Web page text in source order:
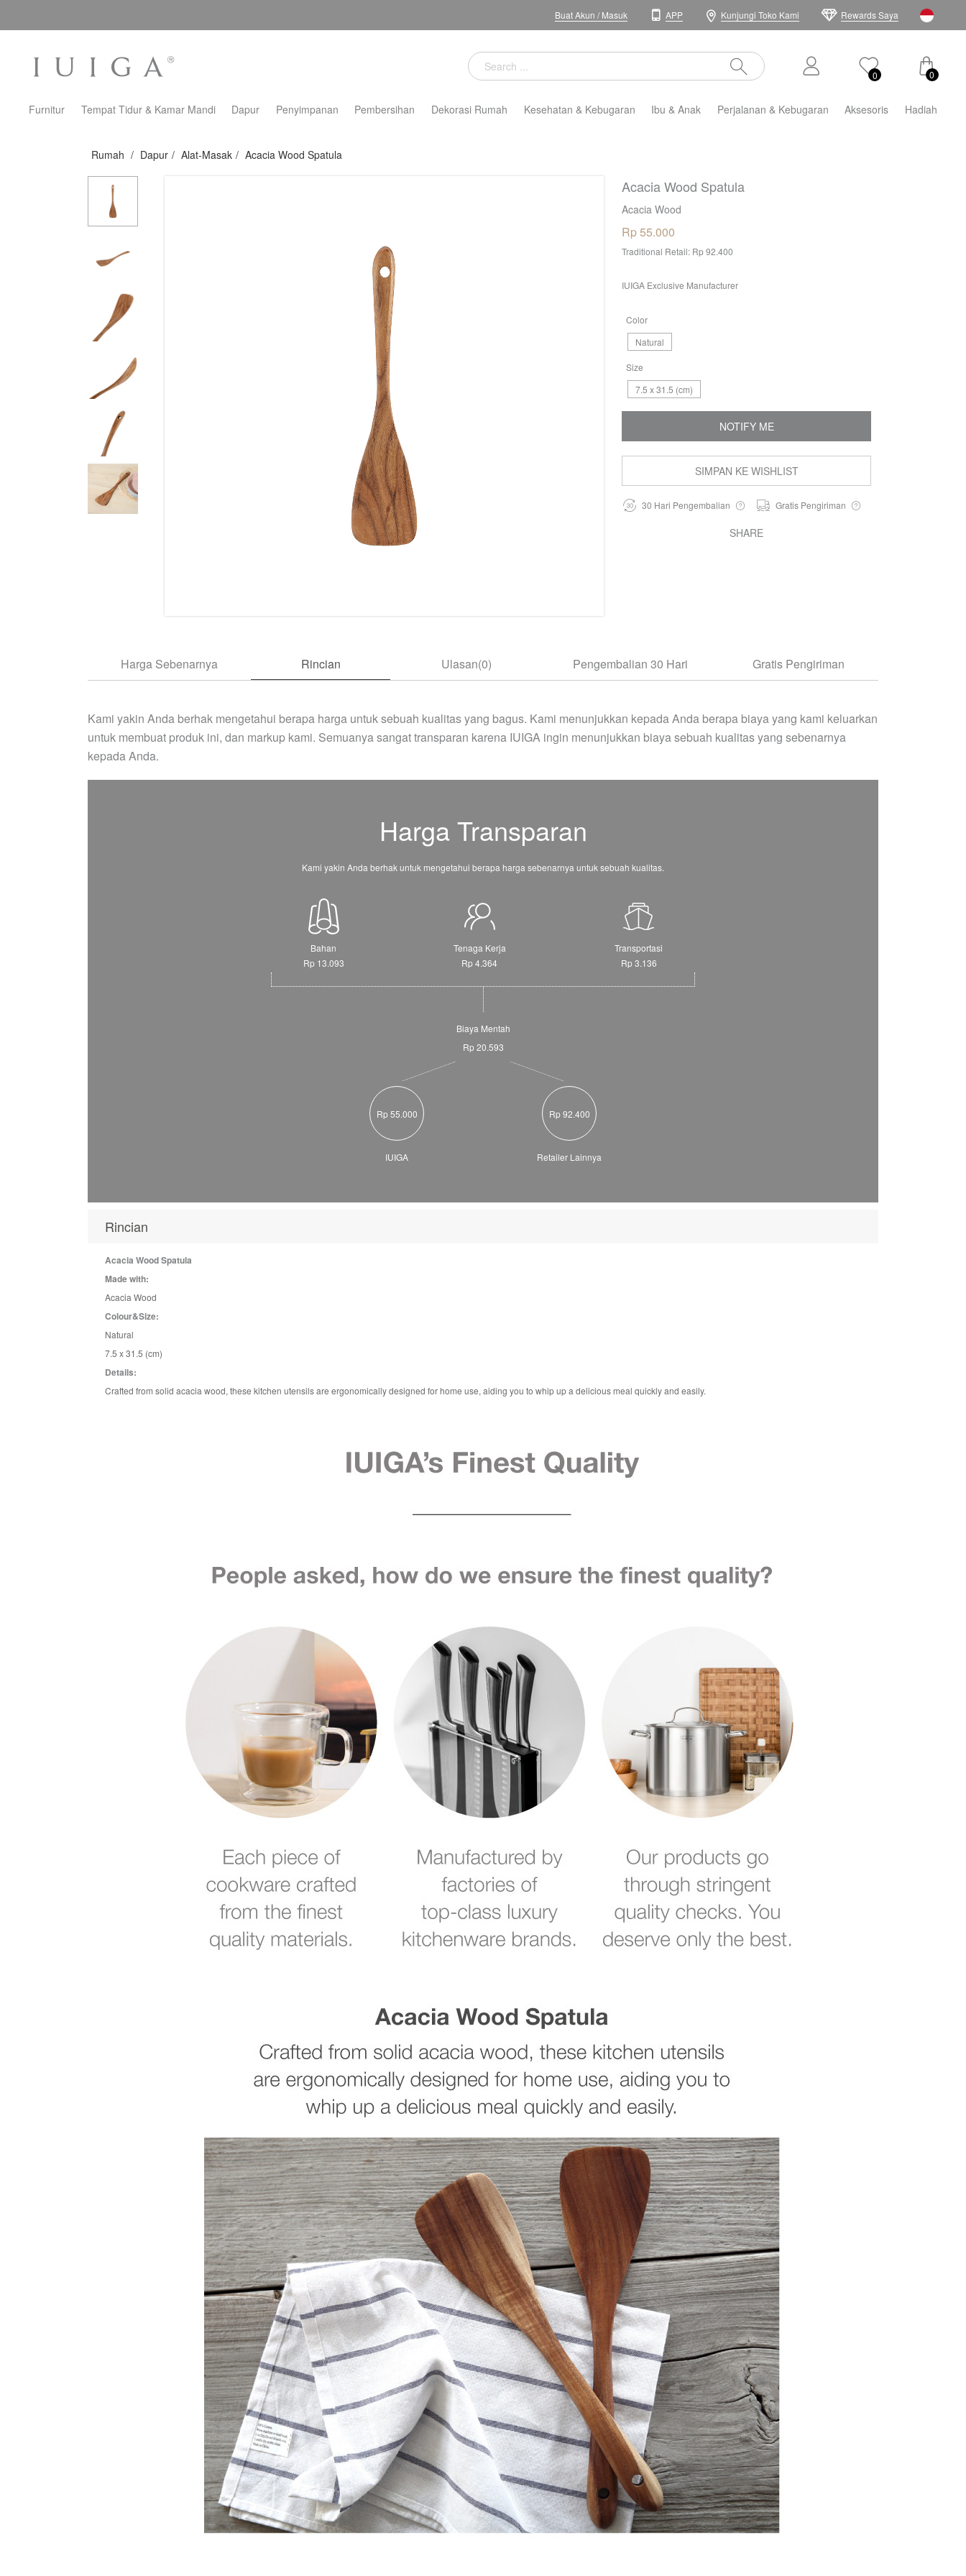
Buat Akun /Masuk APP Kunjungi Toko Kami Rewards Saya
0 0
Furnitur Tempat Tidur & Kamar Mandi Dapur Penyimpanan Pembersihan Dekorasi Rumah Kesehatan & Kebugaran Ibu & Anak Perjalanan & Kebugaran Aksesoris Hadiah
Rumah / Dapur / Alat-Masak / Acacia Wood Spatula
Acacia Wood Spatula
Acacia Wood
Rp 55.000
Traditional Retail: Rp 92.400
IUIGA Exclusive Manufacturer
Color
Natural
Size
7.5 x 31.5 (cm)
NOTIFY ME
SIMPAN KE WISHLIST
30 Hari Pengembalian Gratis Pengiriman
SHARE
Harga Sebenarnya Rincian Ulasan(0) Pengembalian 30 Hari Gratis Pengiriman
Kami yakin Anda berhak mengetahui berapa harga untuk sebuah kualitas yang bagus. Kami menunjukkan kepada Anda berapa biaya yang kami keluarkan
untuk membuat produk ini, dan markup kami. Semuanya sangat transparan karena IUIGA ingin menunjukkan biaya sebuah kualitas yang sebenarnya
kepada Anda.
Harga Transparan
Kami yakin Anda berhak untuk mengetahui berapa harga sebenarnya untuk sebuah kualitas.
Bahan
Rp 13.093
Tenaga Kerja
Rp 4.364
Transportasi
Rp 3.136
Biaya Mentah
Rp 20.593
Rp 55.000
IUIGA
Rp 92.400
Retailer Lainnya
Rincian
Acacia Wood Spatula
Made with:
Acacia Wood
Colour&Size:
Natural
7.5 x 31.5 (cm)
Details:
Crafted from solid acacia wood, these kitchen utensils are ergonomically designed for home use, aiding you to whip up a delicious meal quickly and easily.